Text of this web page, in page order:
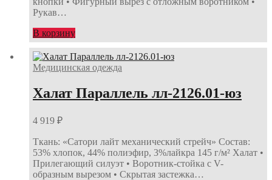
Рукав…
В корзину
Медицинская одежда
Халат Параллель лл-2126.01-юз
4 919 ₽
Ткань: «Сатори лайт механический стрейч» Состав:
53% хлопок, 44% полиэфир, 3%лайкра 145 г/м² Халат •
Прилегающий силуэт • Воротник-стойка с V-
образным вырезом • Скрытая застежка…